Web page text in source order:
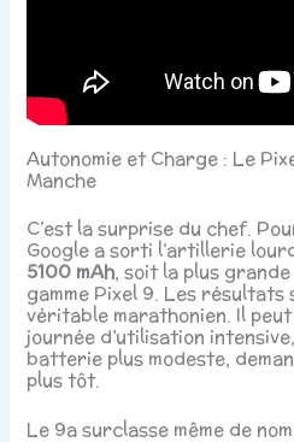
Autonomie et Charge : Le
Manche
C’est la surprise du chef.
Google a sorti l’artillerie
5100 mAh, soit la plus
gamme Pixel 9. Les résultats
véritable marathonien. Il
journée d’utilisation
batterie plus modeste,
plus tôt.
Le 9a surclasse même de